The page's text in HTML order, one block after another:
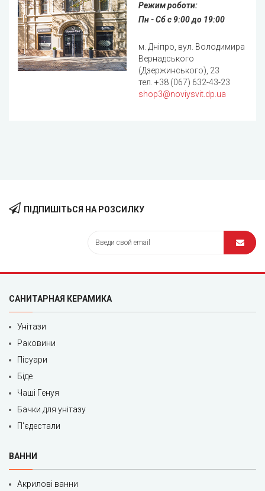
Режим роботи:
Пн - Сб с 9:00 до 19:00
м. Дніпро, вул. Володимира
Вернадського
(Дзержинського), 23
тел. +38 (067) 632-43-23
shop3@noviysvit.dp.ua
ПІДПИШІТЬСЯ НА РОЗСИЛКУ
САНИТАРНАЯ КЕРАМИКА
Унітази
Раковини
Пісуари
Біде
Чаші Генуя
Бачки для унітазу
П'єдестали
ВАННИ
Акрилові ванни